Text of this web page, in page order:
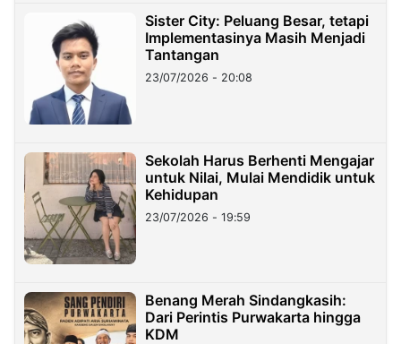
Sister City: Peluang Besar, tetapi
Implementasinya Masih Menjadi
Tantangan
23/07/2026 - 20:08
Sekolah Harus Berhenti Mengajar
untuk Nilai, Mulai Mendidik untuk
Kehidupan
23/07/2026 - 19:59
Benang Merah Sindangkasih:
Dari Perintis Purwakarta hingga
KDM